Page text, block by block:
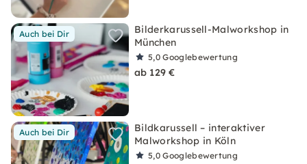
Auch bei Dir
Bilderkarussell-Malworkshop in
München
5,0Googlebewertung
ab 129 €
Auch bei Dir
Bildkarussell – interaktiver
Malworkshop in Köln
5,0Googlebewertung